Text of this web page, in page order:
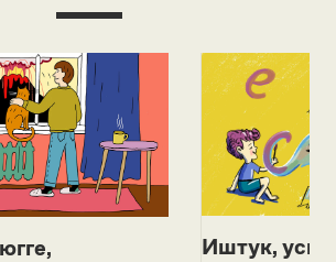
Иштук,